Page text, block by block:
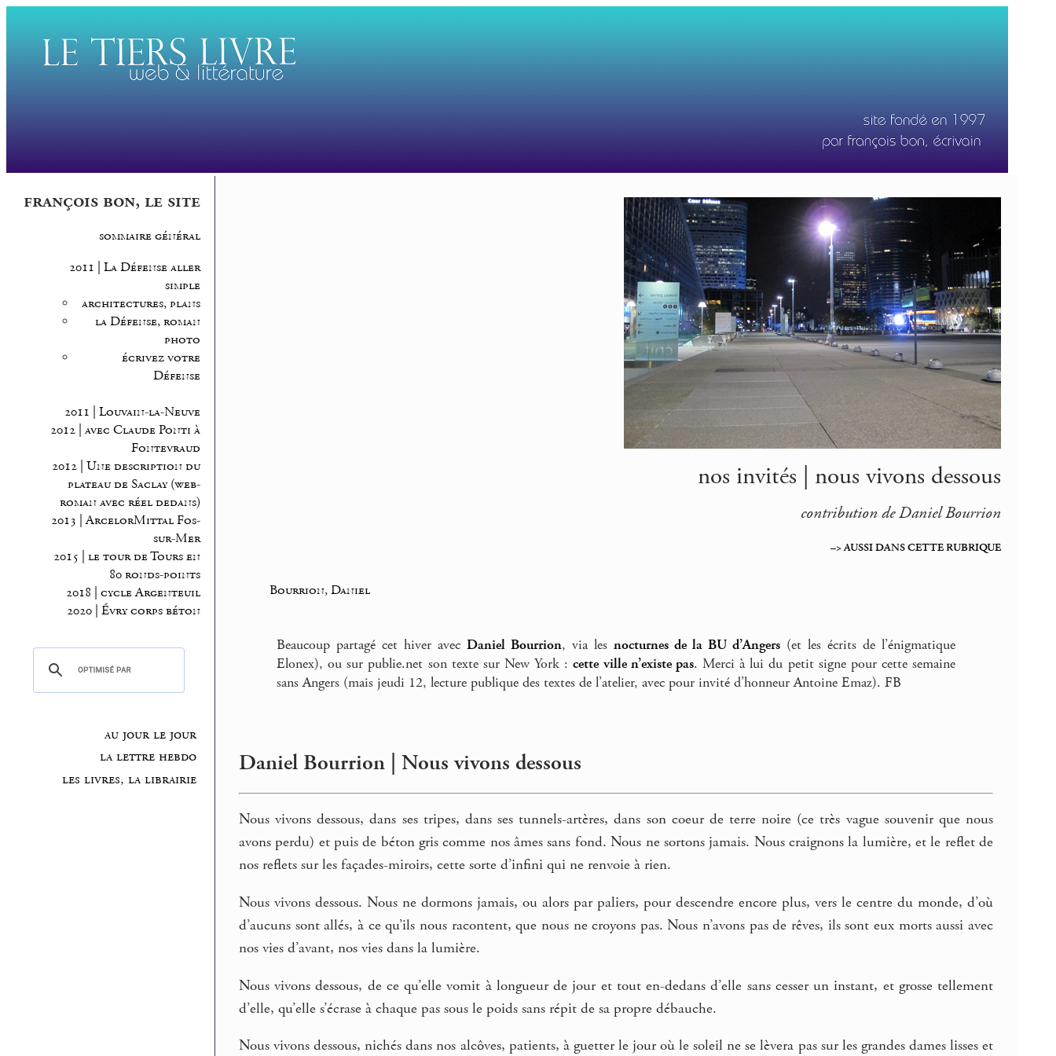
françois bon, le site
sommaire général
2011 | La Défense aller
simple
architectures, plans
la Défense, roman
photo
écrivez votre
Défense
2011 | Louvain-la-Neuve
2012 | avec Claude Ponti à
Fontevraud
2012 | Une description du
plateau de Saclay (web-
roman avec réel dedans)
2013 | ArcelorMittal Fos-
sur-Mer
2015 | le tour de Tours en
80 ronds-points
2018 | cycle Argenteuil
2020 | Évry corps béton
au jour le jour
la lettre hebdo
les livres, la librairie
nos invités | nous vivons dessous
contribution de Daniel Bourrion
–> AUSSI DANS CETTE RUBRIQUE
Bourrion, Daniel
Beaucoup partagé cet hiver avecDaniel Bourrion, via lesnocturnes de la BU d’Angers (et les écrits de l’énigmatique
Elonex), ou sur publie.net son texte sur New York :cette ville n’existe pas. Merci à lui du petit signe pour cette semaine
sans Angers (mais jeudi 12, lecture publique des textes de l’atelier, avec pour invité d’honneur Antoine Emaz). FB
Daniel Bourrion | Nous vivons dessous
Nous vivons dessous, dans ses tripes, dans ses tunnels-artères, dans son coeur de terre noire (ce très vague souvenir que nous
avons perdu) et puis de béton gris comme nos âmes sans fond. Nous ne sortons jamais. Nous craignons la lumière, et le reflet de
nos reflets sur les façades-miroirs, cette sorte d’infini qui ne renvoie à rien.
Nous vivons dessous. Nous ne dormons jamais, ou alors par paliers, pour descendre encore plus, vers le centre du monde, d’où
d’aucuns sont allés, à ce qu’ils nous racontent, que nous ne croyons pas. Nous n’avons pas de rêves, ils sont eux morts aussi avec
nos vies d’avant, nos vies dans la lumière.
Nous vivons dessous, de ce qu’elle vomit à longueur de jour et tout en-dedans d’elle sans cesser un instant, et grosse tellement
d’elle, qu’elle s’écrase à chaque pas sous le poids sans répit de sa propre débauche.
Nous vivons dessous, nichés dans nos alcôves, patients, à guetter le jour où le soleil ne se lèvera pas sur les grandes dames lisses et